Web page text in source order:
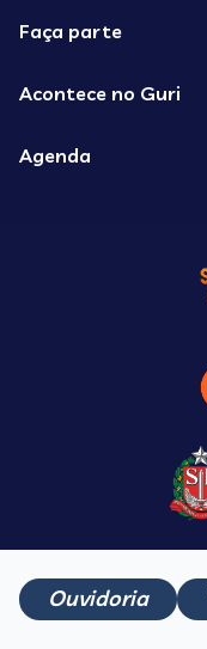
Faça parte
Acontece no Guri
Agenda
Ouvidoria